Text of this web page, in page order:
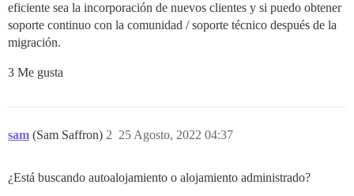
eficiente sea la incorporación de nuevos clientes y si puedo obtener
soporte continuo con la comunidad / soporte técnico después de la
migración.
3 Me gusta
sam (Sam Saffron) 25 Agosto, 2022 04:37
2
¿Está buscando autoalojamiento o alojamiento administrado?